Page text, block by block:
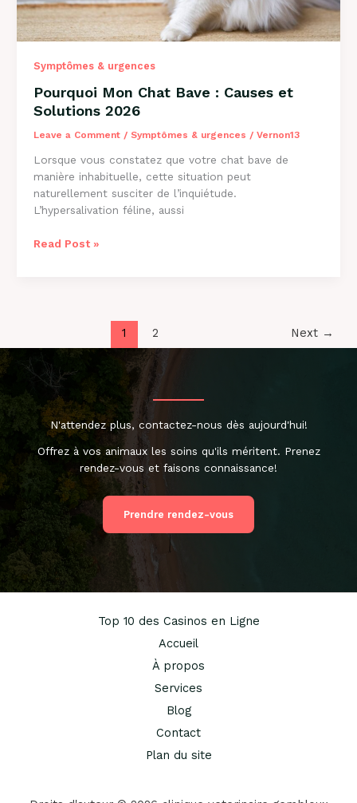
Symptômes & urgences
Pourquoi Mon Chat Bave : Causes et
Solutions 2026
Leave a Comment / Symptômes & urgences / Vernon13
Lorsque vous constatez que votre chat bave de
manière inhabituelle, cette situation peut
naturellement susciter de l’inquiétude.
L’hypersalivation féline, aussi
Pourquoi
Solutions
2026
Read Post »
1 2 Next →
N'attendez plus, contactez-nous dès aujourd'hui!
Offrez à vos animaux les soins qu'ils méritent. Prenez
rendez-vous et faisons connaissance!
Prendre rendez-vous
Top 10 des Casinos en Ligne
Accueil
À propos
Services
Blog
Contact
Plan du site